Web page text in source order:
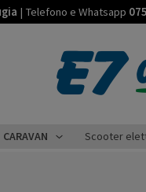
| Telefono e Whatsapp
CARAVAN Scooter